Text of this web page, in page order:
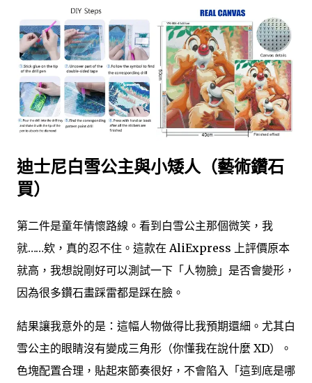
迪士尼白雪公主與小矮人（藝術鑽石
買）
第二件是童年情懷路線。看到白雪公主那個微笑，我
就……欸，真的忍不住。這款在 AliExpress 上評價原本
就高，我想說剛好可以測試一下「人物臉」是否會變形，
因為很多鑽石畫踩雷都是踩在臉。
結果讓我意外的是：這幅人物做得比我預期還細。尤其白
雪公主的眼睛沒有變成三角形（你懂我在說什麼 XD）。
色塊配置合理，貼起來節奏很好，不會陷入「這到底是哪